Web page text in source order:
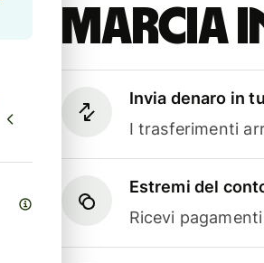
marcia
Invia denaro in
I trasferimenti
Estremi del
Ricevi